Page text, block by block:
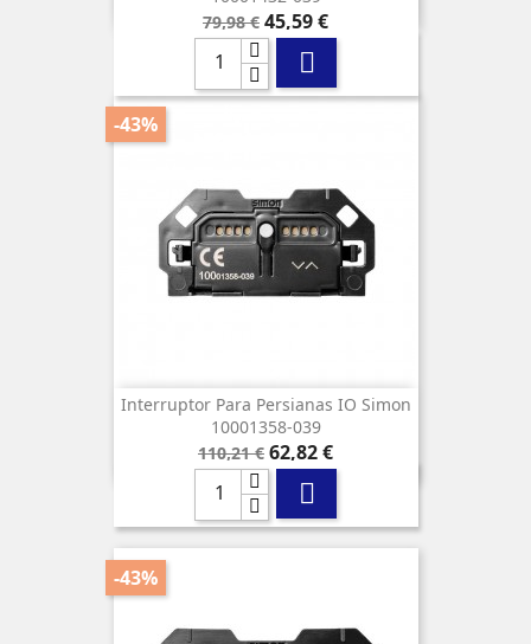
Precio
base
79,98 € Precio
45,59 €

Interruptor Para Persianas IO Simon
10001358-039
Precio
base
110,21 €
-43%
Precio
62,82 €

-43%